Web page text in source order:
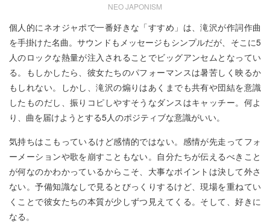
NEO JAPONISM
個人的にネオジャポで一番好きな「すすめ」は、滝沢が作詞作曲
を手掛けた名曲。サウンドもメッセージもシンプルだが、そこに5
人のロックな熱量が注入されることでビッグアンセムとなってい
る。もしかしたら、彼女たちのパフォーマンスは暑苦しく映るか
もしれない。しかし、滝沢の煽りはあくまでも共有や団結を意識
したものだし、振りコピしやすそうなダンスはキャッチー。何よ
り、曲を届けようとする5人のポジティブな意識がいい。
気持ちはこもっているけど感情的ではない。感情が先走ってフォ
ーメーションや歌を崩すこともない。自分たちが伝えるべきこと
が何なのかわかっているからこそ、大事なポイントは決して外さ
ない。予備知識なしで見るとびっくりするけど、現場を重ねてい
くことで彼女たちの本質が少しずつ見えてくる。そして、好きに
なる。